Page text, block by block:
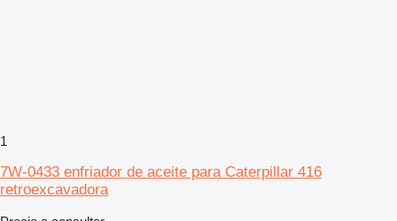
1
7W-0433 enfriador de aceite para Caterpillar 416
retroexcavadora